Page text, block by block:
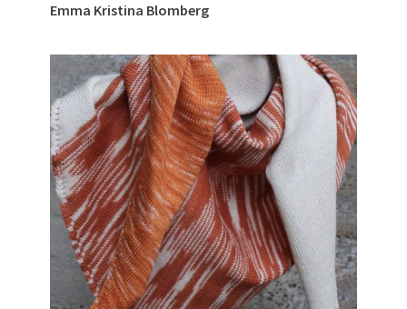
Emma Kristina Blomberg